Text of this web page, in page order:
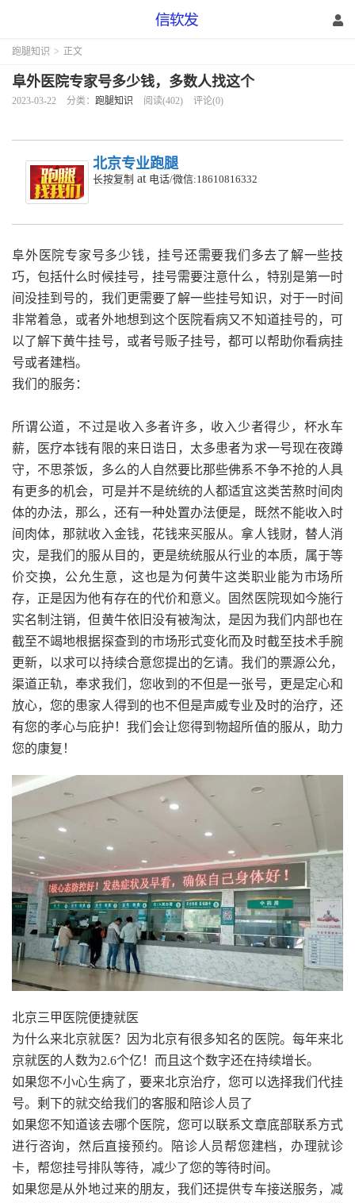
跑腿知识 > 正文
阜外医院专家号多少钱，多数人找这个
2023-03-22 分类： 跑腿知识 阅读(402) 评论(0)
北京专业跑腿
长按复制 at 电话/微信:18610816332
阜外医院专家号多少钱，挂号还需要我们多去了解一些技
巧，包括什么时候挂号，挂号需要注意什么，特别是第一时
间没挂到号的，我们更需要了解一些挂号知识，对于一时间
非常着急，或者外地想到这个医院看病又不知道挂号的，可
以了解下黄牛挂号，或者号贩子挂号，都可以帮助你看病挂
号或者建档。
我们的服务：
所谓公道，不过是收入多者许多，收入少者得少，杯水车
薪，医疗本钱有限的来日诰日，太多患者为求一号现在夜蹲
守，不思茶饭，多么的人自然要比那些佛系不争不抢的人具
有更多的机会，可是并不是统统的人都适宜这类苦熬时间肉
体的办法，那么，还有一种处置办法便是，既然不能收入时
间肉体，那就收入金钱，花钱来买服从。拿人钱财，替人消
灾，是我们的服从目的，更是统统服从行业的本质，属于等
价交换，公允生意，这也是为何黄牛这类职业能为市场所
存，正是因为他有存在的代价和意义。固然医院现如今施行
实名制注销，但黄牛依旧没有被淘汰，是因为我们内部也在
截至不竭地根据探查到的市场形式变化而及时截至技术手腕
更新，以求可以持续合意您提出的乞请。我们的票源公允，
渠道正轨，奉求我们，您收到的不但是一张号，更是定心和
放心，您的患家人得到的也不但是声威专业及时的治疗，还
有您的孝心与庇护！我们会让您得到物超所值的服从，助力
您的康复！
北京三甲医院便捷就医
为什么来北京就医？因为北京有很多知名的医院。每年来北
京就医的人数为2.6个亿！而且这个数字还在持续增长。
如果您不小心生病了，要来北京治疗，您可以选择我们代挂
号。剩下的就交给我们的客服和陪诊人员了
如果您不知道该去哪个医院，您可以联系文章底部联系方式
进行咨询，然后直接预约。陪诊人员帮您建档，办理就诊
卡，帮您挂号排队等待，减少了您的等待时间。
如果您是从外地过来的朋友，我们还提供专车接送服务，减